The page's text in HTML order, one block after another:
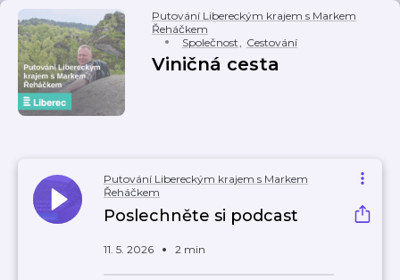
Putování Libereckým krajem s Markem
Řeháčkem
Společnost, Cestování
Viničná cesta
Putování Libereckým krajem s Markem
Řeháčkem
Poslechněte si podcast
11. 5. 2026 2 min